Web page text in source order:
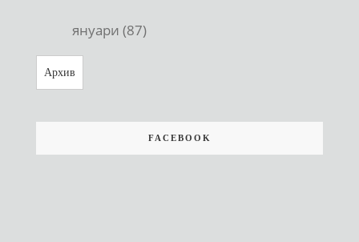
януари (87)
Архив
FACEBOOK